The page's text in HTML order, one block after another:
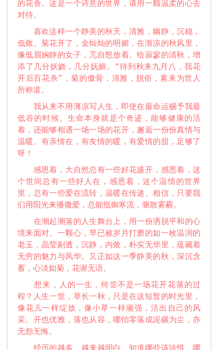
的花香。这是一个诗意的世界，请用一颗温柔的心去
对待。
喜欢这样一个静美的秋天，清雅，幽静，沉稳，
低敛。菊花开了，金灿灿的明媚，在渐凉的秋风里，
像低眉娴静的女子，兀自怒放着。给寂寥的清秋，增
添了几分妖娆，几分妩媚。“待到秋来九月八，我花
开后百花杀”，菊的傲骨，清雅，脱俗，素来为世人
所称道。
我从来不用薄凉写人生，即使在最命运赐予我最
低谷的时候。生命本身就是个奇迹，能够健康的活
着，还能够相遇一场一场的花开，邂逅一份份真情与
温暖。有亲情在，有友情的暖，有爱情的甜，足够了
呀！
感恩着，大自然总有一些好花盛开，感恩着，这
个世间总有一些好人在，感恩着，这个温情的世界
里，总有一些爱在流转，温暖在传递。相信，只要我
们用阳光来播撒爱，总能抵御寒流，驱散雾霾。
在潮起潮落的人生舞台上，用一份洒脱平和的心
境来面对。一颗心，早已被岁月打磨的如一枚温润的
老玉，晶莹剔透，沉静，内敛，朴实无华里，蕴藏着
无穷的魅力与风华。又正如这一季静美的秋，深沉含
蓄，心淡如菊，花谢无语。
想来，人的一生，何尝不是一场花开花落的过
程？人生一世，草长一秋，只是在这短暂的时光里，
像花儿一样绽放，像小草一样顽强，活出自己的风
采。开也优雅，落也从容，哪怕零落成泥碾为尘，亦
无怨无悔。
经历的越多，越来越明白，知道哪些该珍惜，哪